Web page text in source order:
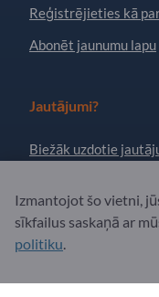
Reģistrējieties kā
Abonēt jaunumu lapu
Jautājumi?
Biežāk uzdotie
Par mums
Ziņojums Exportpages
Izmantojot šo vietni,
sīkfailus saskaņā ar
politiku.